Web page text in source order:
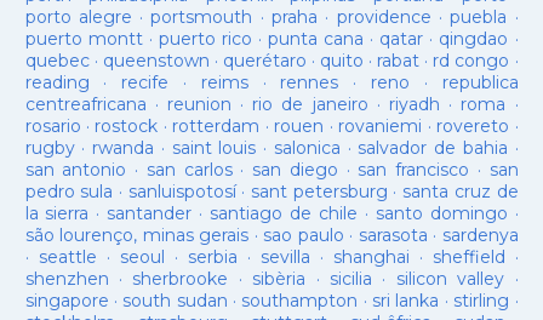
porto alegre ·portsmouth ·praha · providence ·puebla ·
puerto montt· puerto rico ·punta cana · qatar · qingdao ·
quebec· queenstown · querétaro · quito · rabat · rd congo ·
reading · recife · reims· rennes · reno · republica
centreafricana · reunion · rio de janeiro · riyadh · roma ·
rosario · rostock · rotterdam · rouen · rovaniemi · rovereto ·
rugby· rwanda · saint louis · salonica · salvador de bahia ·
san antonio · san carlos· san diego · san francisco · san
pedro sula · sanluispotosí· sant petersburg · santa cruz de
la sierra · santander · santiago de chile · santo domingo ·
são lourenço, minas gerais · sao paulo · sarasota · sardenya
· seattle · seoul · serbia · sevilla · shanghai · sheffield ·
shenzhen · sherbrooke · sibèria · sicilia · silicon valley ·
singapore · south sudan · southampton · sri lanka · stirling ·